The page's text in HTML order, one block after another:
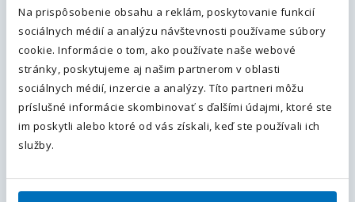
Na prispôsobenie obsahu a reklám, poskytovanie funkcií
sociálnych médií a analýzu návštevnosti používame súbory
cookie. Informácie o tom, ako používate naše webové
stránky, poskytujeme aj našim partnerom v oblasti
sociálnych médií, inzercie a analýzy. Títo partneri môžu
príslušné informácie skombinovať s ďalšími údajmi, ktoré ste
im poskytli alebo ktoré od vás získali, keď ste používali ich
služby.
Nahor
Upresnite svoje hľadanie
Pridajte typ úväzku
Váš telefón*
+421
Predvoľba
Odoslaním súhlasíte saspracovaním osobných údajov.
Odoslať